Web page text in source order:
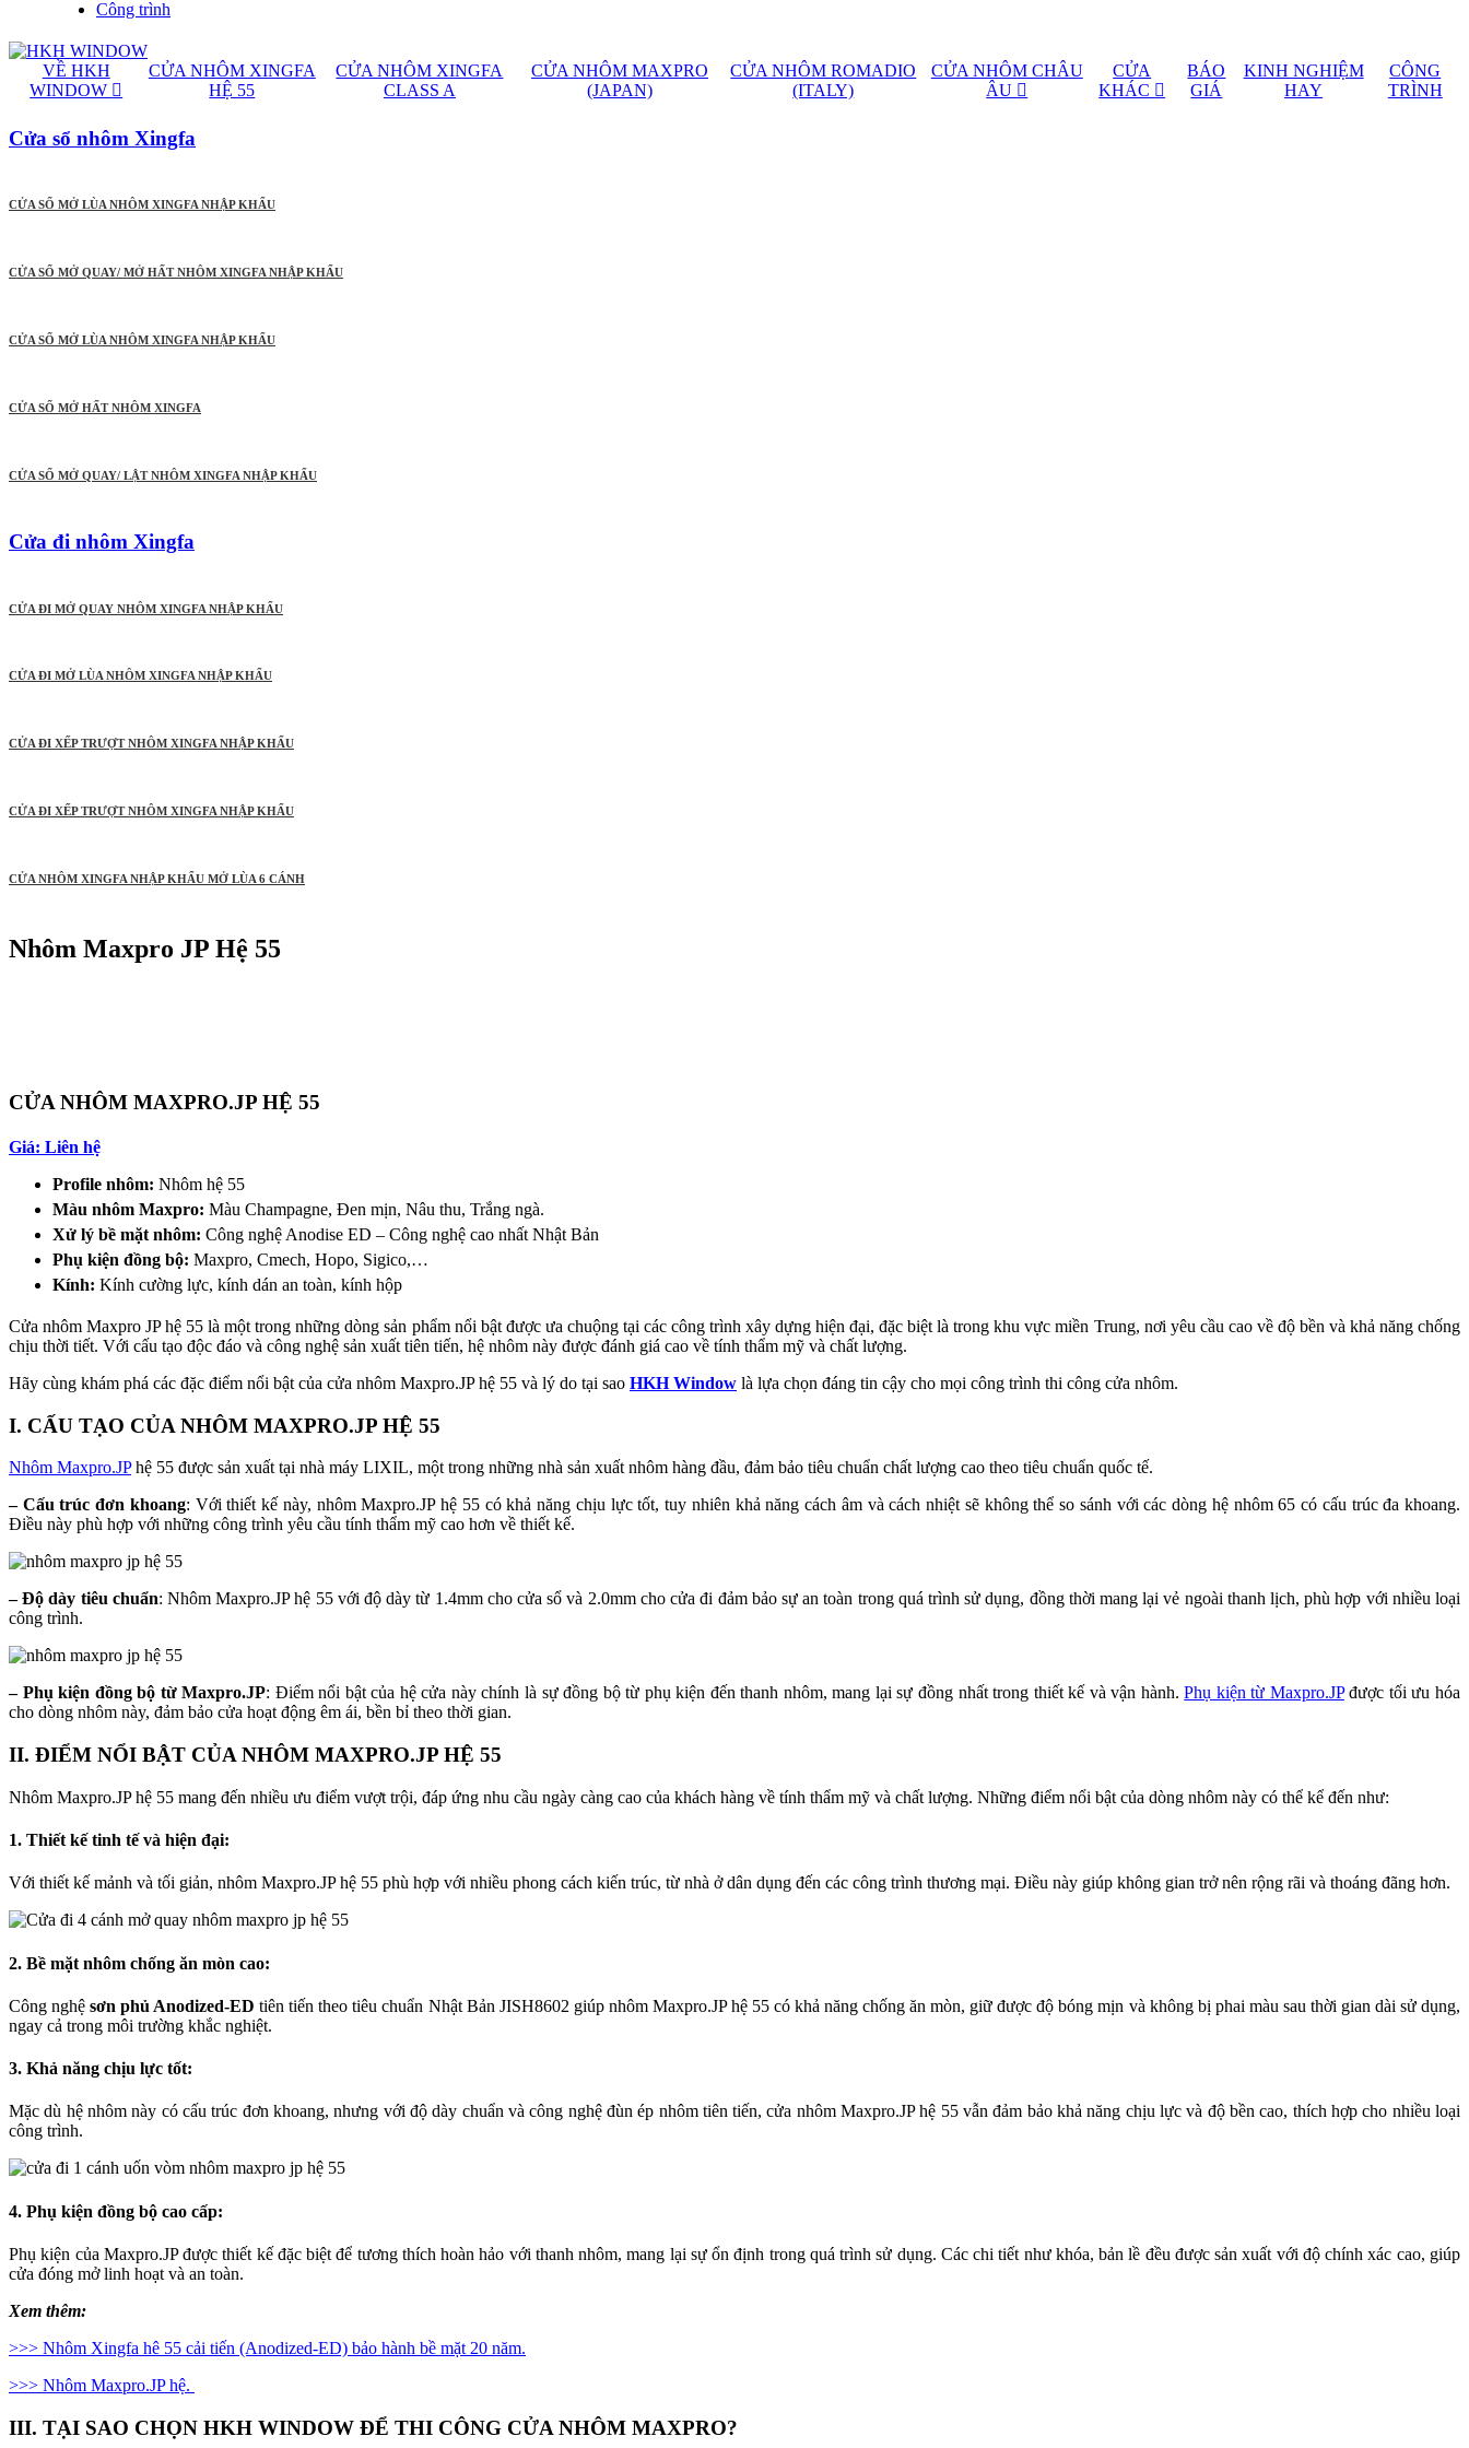
Công trình
VỀ HKH
WINDOW
CỬA NHÔM XINGFA
HỆ 55
CỬA NHÔM XINGFA
CLASS A
CỬA NHÔM MAXPRO
(JAPAN)
CỬA NHÔM ROMADIO
(ITALY)
CỬA NHÔM CHÂU
ÂU
CỬA
KHÁC
BÁO
GIÁ
KINH NGHIỆM
HAY
CÔNG
TRÌNH
Cửa sổ nhôm Xingfa
CỬA SỔ MỞ LÙA NHÔM XINGFA NHẬP KHẨU
CỬA SỔ MỞ QUAY/ MỞ HẤT NHÔM XINGFA NHẬP KHẨU
CỬA SỔ MỞ LÙA NHÔM XINGFA NHẬP KHẨU
CỬA SỔ MỞ HẤT NHÔM XINGFA
CỬA SỔ MỞ QUAY/ LẬT NHÔM XINGFA NHẬP KHẨU
Cửa đi nhôm Xingfa
CỬA ĐI MỞ QUAY NHÔM XINGFA NHẬP KHẨU
CỬA ĐI MỞ LÙA NHÔM XINGFA NHẬP KHẨU
CỬA ĐI XẾP TRƯỢT NHÔM XINGFA NHẬP KHẨU
CỬA ĐI XẾP TRƯỢT NHÔM XINGFA NHẬP KHẨU
CỬA NHÔM XINGFA NHẬP KHẨU MỞ LÙA 6 CÁNH
Nhôm Maxpro JP Hệ 55
CỬA NHÔM MAXPRO.JP HỆ 55
Giá: Liên hệ
Profile nhôm: Nhôm hệ 55
Màu nhôm Maxpro: Màu Champagne, Đen mịn, Nâu thu, Trắng ngà.
Xử lý bề mặt nhôm: Công nghệ Anodise ED – Công nghệ cao nhất Nhật Bản
Phụ kiện đồng bộ: Maxpro, Cmech, Hopo, Sigico,…
Kính: Kính cường lực, kính dán an toàn, kính hộp
Cửa nhôm Maxpro JP hệ 55 là một trong những dòng sản phẩm nổi bật được ưa chuộng tại các công trình xây dựng hiện đại, đặc biệt là trong khu vực miền Trung, nơi yêu cầu cao về độ bền và khả năng chống
chịu thời tiết. Với cấu tạo độc đáo và công nghệ sản xuất tiên tiến, hệ nhôm này được đánh giá cao về tính thẩm mỹ và chất lượng.
Hãy cùng khám phá các đặc điểm nổi bật của cửa nhôm Maxpro.JP hệ 55 và lý do tại sao HKH Window là lựa chọn đáng tin cậy cho mọi công trình thi công cửa nhôm.
I. CẤU TẠO CỦA NHÔM MAXPRO.JP HỆ 55
Nhôm Maxpro.JPhệ 55 được sản xuất tại nhà máy LIXIL, một trong những nhà sản xuất nhôm hàng đầu, đảm bảo tiêu chuẩn chất lượng cao theo tiêu chuẩn quốc tế.
– Cấu trúc đơn khoang: Với thiết kế này, nhôm Maxpro.JP hệ 55 có khả năng chịu lực tốt, tuy nhiên khả năng cách âm và cách nhiệt sẽ không thể so sánh với các dòng hệ nhôm 65 có cấu trúc đa khoang.
Điều này phù hợp với những công trình yêu cầu tính thẩm mỹ cao hơn về thiết kế.
– Độ dày tiêu chuẩn: Nhôm Maxpro.JP hệ 55 với độ dày từ 1.4mm cho cửa sổ và 2.0mm cho cửa đi đảm bảo sự an toàn trong quá trình sử dụng, đồng thời mang lại vẻ ngoài thanh lịch, phù hợp với nhiều loại
công trình.
– Phụ kiện đồng bộ từ Maxpro.JP: Điểm nổi bật của hệ cửa này chính là sự đồng bộ từ phụ kiện đến thanh nhôm, mang lại sự đồng nhất trong thiết kế và vận hành.Phụ kiện từ Maxpro.JPđược tối ưu hóa
cho dòng nhôm này, đảm bảo cửa hoạt động êm ái, bền bỉ theo thời gian.
II. ĐIỂM NỔI BẬT CỦA NHÔM MAXPRO.JP HỆ 55
Nhôm Maxpro.JP hệ 55 mang đến nhiều ưu điểm vượt trội, đáp ứng nhu cầu ngày càng cao của khách hàng về tính thẩm mỹ và chất lượng. Những điểm nổi bật của dòng nhôm này có thể kể đến như:
1. Thiết kế tinh tế và hiện đại:
Với thiết kế mảnh và tối giản, nhôm Maxpro.JP hệ 55 phù hợp với nhiều phong cách kiến trúc, từ nhà ở dân dụng đến các công trình thương mại. Điều này giúp không gian trở nên rộng rãi và thoáng đãng hơn.
2. Bề mặt nhôm chống ăn mòn cao:
Công nghệsơn phủ Anodized-ED tiên tiến theo tiêu chuẩn Nhật Bản JISH8602 giúp nhôm Maxpro.JP hệ 55 có khả năng chống ăn mòn, giữ được độ bóng mịn và không bị phai màu sau thời gian dài sử dụng,
ngay cả trong môi trường khắc nghiệt.
3. Khả năng chịu lực tốt:
Mặc dù hệ nhôm này có cấu trúc đơn khoang, nhưng với độ dày chuẩn và công nghệ đùn ép nhôm tiên tiến, cửa nhôm Maxpro.JP hệ 55 vẫn đảm bảo khả năng chịu lực và độ bền cao, thích hợp cho nhiều loại
công trình.
4. Phụ kiện đồng bộ cao cấp:
Phụ kiện của Maxpro.JP được thiết kế đặc biệt để tương thích hoàn hảo với thanh nhôm, mang lại sự ổn định trong quá trình sử dụng. Các chi tiết như khóa, bản lề đều được sản xuất với độ chính xác cao, giúp
cửa đóng mở linh hoạt và an toàn.
Xem thêm:
>>> Nhôm Xingfa hê 55 cải tiến (Anodized-ED) bảo hành bề mặt 20 năm.
>>> Nhôm Maxpro.JP hệ.
III. TẠI SAO CHỌN HKH WINDOW ĐỂ THI CÔNG CỬA NHÔM MAXPRO?